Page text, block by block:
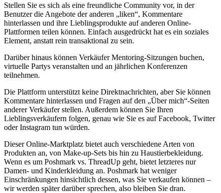
Stellen Sie es sich als eine freundliche Community vor, in der
Benutzer die Angebote der anderen „liken“, Kommentare
hinterlassen und ihre Lieblingsprodukte auf anderen Online-
Plattformen teilen können. Einfach ausgedrückt hat es ein soziales
Element, anstatt rein transaktional zu sein.
Darüber hinaus können Verkäufer Mentoring-Sitzungen buchen,
virtuelle Partys veranstalten und an jährlichen Konferenzen
teilnehmen.
Die Plattform unterstützt keine Direktnachrichten, aber Sie können
Kommentare hinterlassen und Fragen auf den „Über mich“-Seiten
anderer Verkäufer stellen. Außerdem können Sie Ihren
Lieblingsverkäufern folgen, genau wie Sie es auf Facebook, Twitter
oder Instagram tun würden.
Dieser Online-Marktplatz bietet auch verschiedene Arten von
Produkten an, von Make-up-Sets bis hin zu Haustierbekleidung.
Wenn es um Poshmark vs. ThreadUp geht, bietet letzteres nur
Damen- und Kinderkleidung an. Poshmark hat weniger
Einschränkungen hinsichtlich dessen, was Sie verkaufen können –
wir werden später darüber sprechen, also bleiben Sie dran.